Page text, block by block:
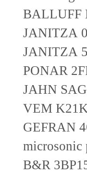
BALLUFF
JANITZA
JANITZA
PONAR
JAHN
VEM
GEFRAN
microsonic
B&R